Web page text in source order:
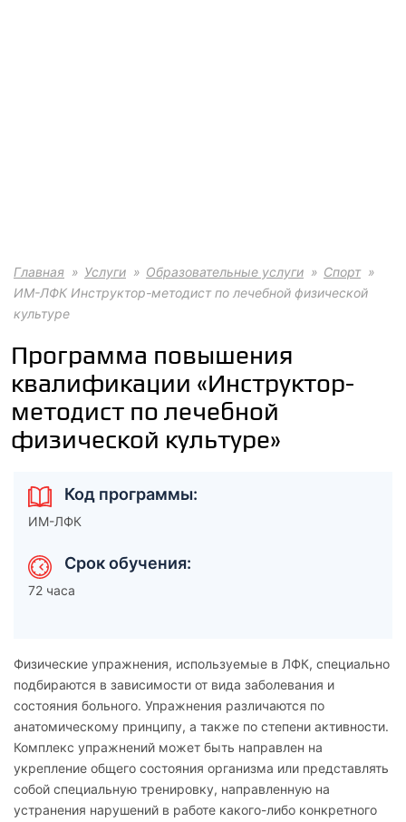
Главная Услуги Образовательные услуги
Спорт
ИМ-ЛФК Инструктор-методист по лечебной физической
культуре
Программа повышения
квалификации «Инструктор-
методист по лечебной
физической культуре»
Код программы:
ИМ-ЛФК
Срок обучения:
72 часа
Физические упражнения, используемые в ЛФК, специально
подбираются в зависимости от вида заболевания и
состояния больного. Упражнения различаются по
анатомическому принципу, а также по степени активности.
Комплекс упражнений может быть направлен на
укрепление общего состояния организма или представлять
собой специальную тренировку, направленную на
устранения нарушений в работе какого-либо конкретного